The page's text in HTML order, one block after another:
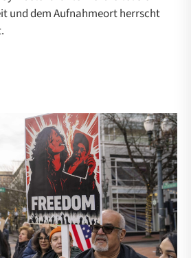
und dem Aufnahmeort herrscht